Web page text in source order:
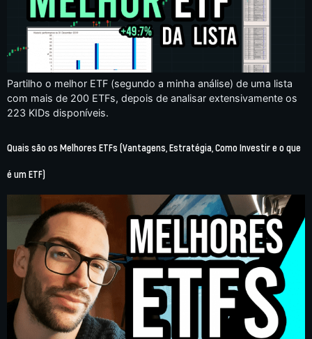
Partilho o melhor ETF (segundo a minha análise) de uma lista
com mais de 200 ETFs, depois de analisar extensivamente os
223 KIDs disponíveis.
Quais são os Melhores ETFs (Vantagens, Estratégia, Como Investir e o que
é um ETF)